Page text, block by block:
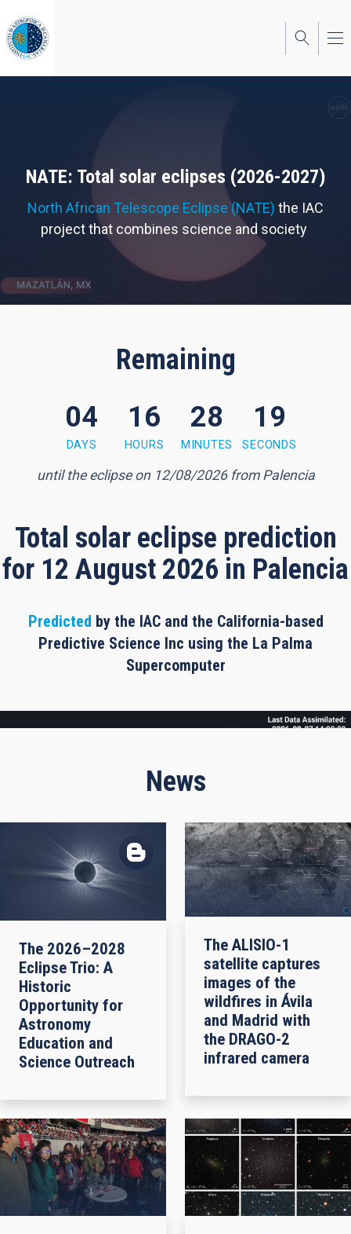
to
main
content
NATE: Total solar eclipses (2026-2027)
North African Telescope Eclipse (NATE) the IAC
project that combines science and society
Remaining
17 seconds
04
DAYS
16
HOURS
28
MINUTES
18
SECONDS
until the eclipse on 12/08/2026 from Palencia
Total solar eclipse prediction
for 12 August 2026 in Palencia
Predicted by the IAC and the California-based
Predictive Science Inc using the La Palma
Supercomputer
News
The 2026–2028
Eclipse Trio: A
Historic
Opportunity for
Astronomy
Education and
Science Outreach
The ALISIO-1
satellite captures
images of the
wildfires in Ávila
and Madrid with
the DRAGO-2
infrared camera